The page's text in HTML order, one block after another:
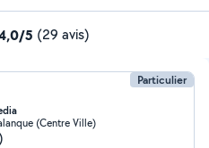
5 (29 avis)
Particulier
(Centre Ville)